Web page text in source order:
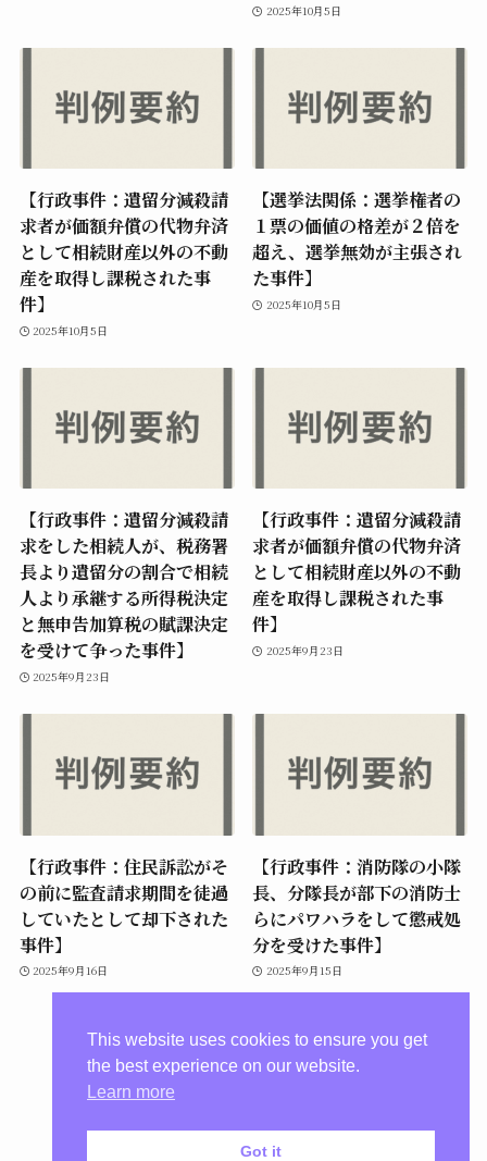
2025年10月5日
【行政事件：遺留分減殺請
求者が価額弁償の代物弁済
として相続財産以外の不動
産を取得し課税された事
件】
2025年10月5日
【選挙法関係：選挙権者の
１票の価値の格差が２倍を
超え、選挙無効が主張され
た事件】
2025年10月5日
【行政事件：遺留分減殺請
求をした相続人が、税務署
長より遺留分の割合で相続
人より承継する所得税決定
と無申告加算税の賦課決定
を受けて争った事件】
2025年9月23日
【行政事件：遺留分減殺請
求者が価額弁償の代物弁済
として相続財産以外の不動
産を取得し課税された事
件】
2025年9月23日
【行政事件：住民訴訟がそ
の前に監査請求期間を徒過
していたとして却下された
事件】
2025年9月16日
【行政事件：消防隊の小隊
長、分隊長が部下の消防士
らにパワハラをして懲戒処
分を受けた事件】
2025年9月15日
プライバシーポリシー
This website uses cookies to ensure you get
the best experience on our website.
Learn more
Got it